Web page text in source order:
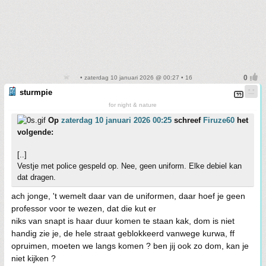
• zaterdag 10 januari 2026 @ 00:27 • 16
sturmpie
for night & nature
Op zaterdag 10 januari 2026 00:25 schreef Firuze60 het
volgende:
[..]
Vestje met police gespeld op. Nee, geen uniform. Elke debiel kan
dat dragen.
ach jonge, 't wemelt daar van de uniformen, daar hoef je geen
professor voor te wezen, dat die kut er
niks van snapt is haar duur komen te staan kak, dom is niet
handig zie je, de hele straat geblokkeerd vanwege kurwa, ff
opruimen, moeten we langs komen ? ben jij ook zo dom, kan je
niet kijken ?